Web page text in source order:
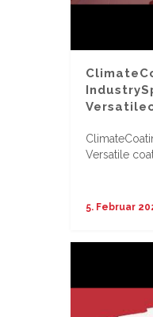
Versatile
5. Februar